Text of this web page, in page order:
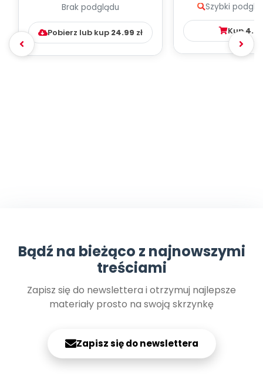
WYCHOWAWCZO –
DYDAKTYC...
Brak podglądu
Pobierz lub kup 24.99 zł
Szybki
Kup
Bądź na bieżąco z najnowszymi
treściami
Zapisz się do newslettera i otrzymuj najlepsze
materiały prosto na swoją skrzynkę
Zapisz się do newslettera